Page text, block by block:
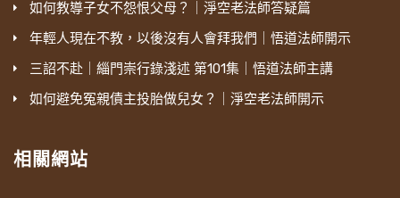
如何教導子女不怨恨父母？｜淨空老法師答疑篇
年輕人現在不教，以後沒有人會拜我們｜悟道法師開示
三詔不赴｜緇門崇行錄淺述 第101集｜悟道法師主講
如何避免冤親債主投胎做兒女？｜淨空老法師開示
相關網站